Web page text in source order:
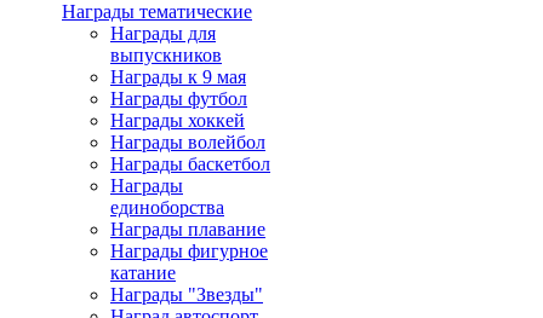
Награды тематические
Награды для
выпускников
Награды к 9 мая
Награды футбол
Награды хоккей
Награды волейбол
Награды баскетбол
Награды
единоборства
Награды плавание
Награды фигурное
катание
Награды "Звезды"